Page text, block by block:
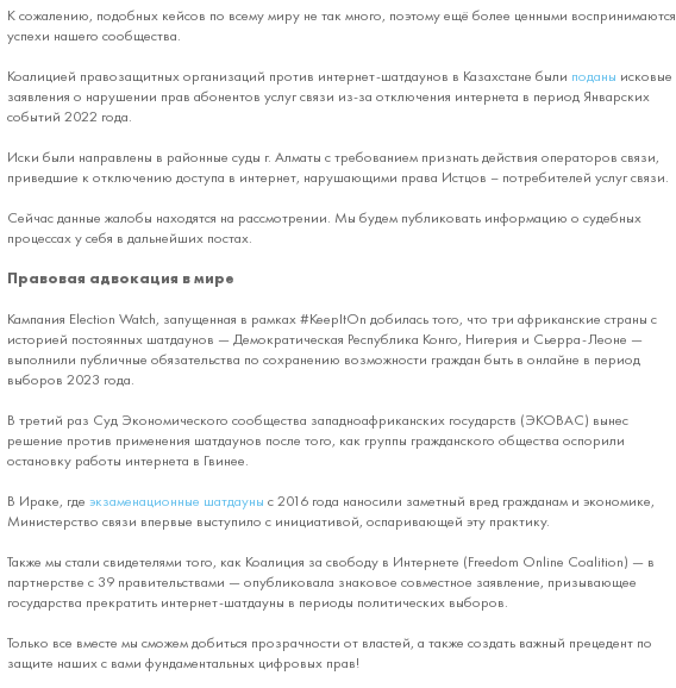
К сожалению, подобных кейсов по всему миру не так много, поэтому ещё более ценными воспринимаются
успехи нашего сообщества.
Коалицией правозащитных организаций против интернет-шатдаунов в Казахстане были поданы исковые
заявления о нарушении прав абонентов услуг связи из-за отключения интернета в период Январских
событий 2022 года.
Иски были направлены в районные суды г. Алматы с требованием признать действия операторов связи,
приведшие к отключению доступа в интернет, нарушающими права Истцов – потребителей услуг связи.
Сейчас данные жалобы находятся на рассмотрении. Мы будем публиковать информацию о судебных
процессах у себя в дальнейших постах.
Правовая адвокация в мире
Кампания Election Watch, запущенная в рамках #KeepItOn добилась того, что три африканские страны с
историей постоянных шатдаунов — Демократическая Республика Конго, Нигерия и Сьерра-Леоне —
выполнили публичные обязательства по сохранению возможности граждан быть в онлайне в период
выборов 2023 года.
В третий раз Суд Экономического сообщества западноафриканских государств (ЭКОВАС) вынес
решение против применения шатдаунов после того, как группы гражданского общества оспорили
остановку работы интернета в Гвинее.
В Ираке, где экзаменационные шатдауны с 2016 года наносили заметный вред гражданам и экономике,
Министерство связи впервые выступило с инициативой, оспаривающей эту практику.
Также мы стали свидетелями того, как Коалиция за свободу в Интернете (Freedom Online Coalition) — в
партнерстве с 39 правительствами — опубликовала знаковое совместное заявление, призывающее
государства прекратить интернет-шатдауны в периоды политических выборов.
Только все вместе мы сможем добиться прозрачности от властей, а также создать важный прецедент по
защите наших с вами фундаментальных цифровых прав!